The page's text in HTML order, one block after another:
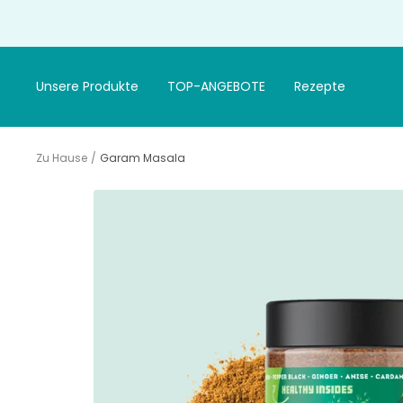
Unsere Produkte TOP-ANGEBOTE Rezepte
Zu Hause Garam Masala